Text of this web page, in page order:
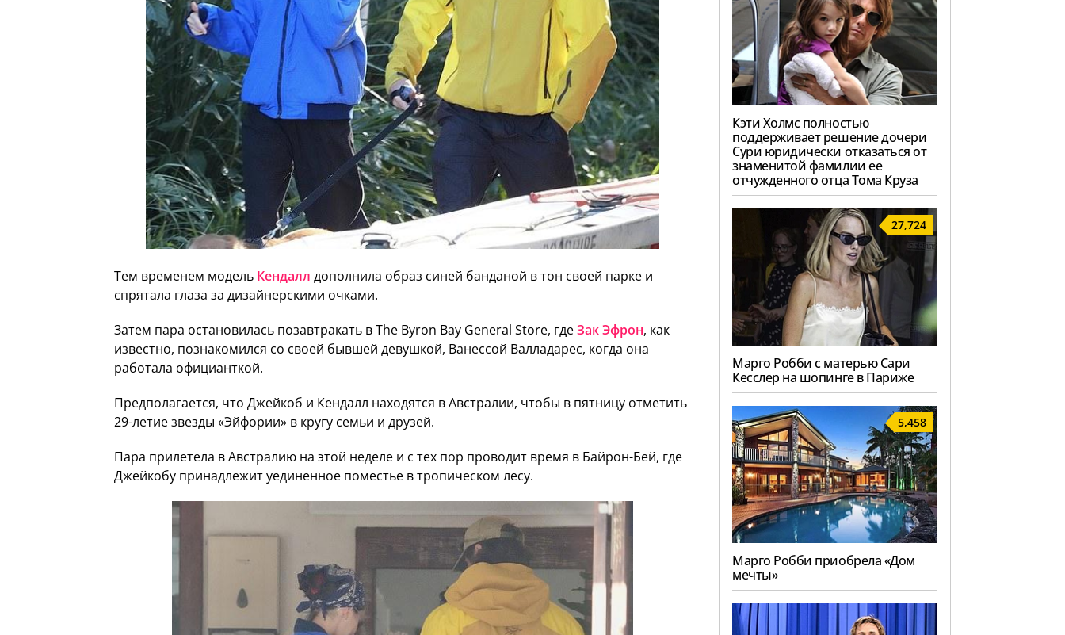
Тем временем модель Кендалл дополнила образ синей банданой в тон своей парке и
спрятала глаза за дизайнерскими очками.
Затем пара остановилась позавтракать в The Byron Bay General Store, гдеЗак Эфрон, как
известно, познакомился со своей бывшей девушкой, Ванессой Валладарес, когда она
работала официанткой.
Предполагается, что Джейкоб и Кендалл находятся в Австралии, чтобы в пятницу отметить
29-летие звезды «Эйфории» в кругу семьи и друзей.
Пара прилетела в Австралию на этой неделе и с тех пор проводит время в Байрон-Бей, где
Джейкобу принадлежит уединенное поместье в тропическом лесу.
Кэти Холмс полностью
поддерживает решение дочери
Сури юридически отказаться от
знаменитой фамилии ее
отчужденного отца Тома Круза
27,724
Марго Робби с матерью Сари
Кесслер на шопинге в Париже
5,458
Марго Робби приобрела «Дом
мечты»